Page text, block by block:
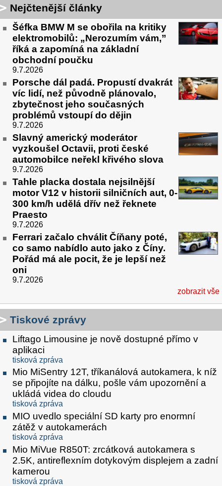
Nejčtenější články
Šéfka BMW M se obořila na kritiky
elektromobilů: „Nerozumím vám,”
říká a zapomíná na základní
obchodní poučku
9.7.2026
Porsche dál padá. Propustí dvakrát
víc lidí, než původně plánovalo,
zbytečnost jeho současných
problémů vstoupí do dějin
9.7.2026
Slavný americký moderátor
vyzkoušel Octavii, proti české
automobilce neřekl křivého slova
9.7.2026
Tahle placka dostala nejsilnější
motor V12 v historii silničních aut, 0-
300 km/h udělá dřív než řeknete
Praesto
9.7.2026
Ferrari začalo chválit Číňany poté,
co samo nabídlo auto jako z Číny.
Pořád má ale pocit, že je lepší než
oni
9.7.2026
zobrazit vše
Tiskové zprávy
Liftago Limousine je nově dostupné přímo v
aplikaci
tisková zpráva
Mio MiSentry 12T, tříkanálová autokamera, k níž
se připojíte na dálku, pošle vám upozornění a
ukládá videa do cloudu
tisková zpráva
MIO uvedlo speciální SD karty pro enormní
zátěž v autokamerách
tisková zpráva
Mio MiVue R850T: zrcátková autokamera s
2.5K, antireflexním dotykovým displejem a zadní
kamerou
tisková zpráva